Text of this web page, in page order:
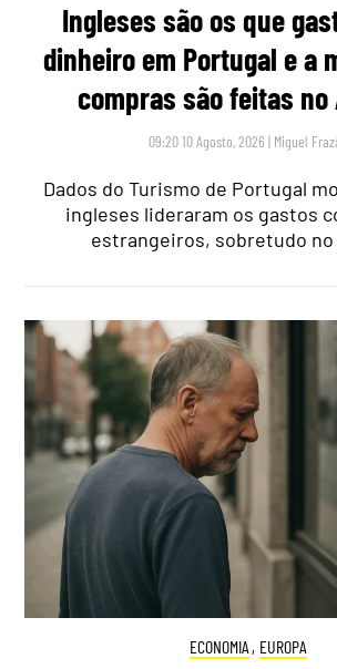
Ingleses são os que
dinheiro em Portugal e a
compras são feitas no
09:20 10 Agosto, 2026 | Miguel
Dados do Turismo de Portugal
ingleses lideraram os gastos
estrangeiros, sobretudo no
ECONOMIA , EUROPA